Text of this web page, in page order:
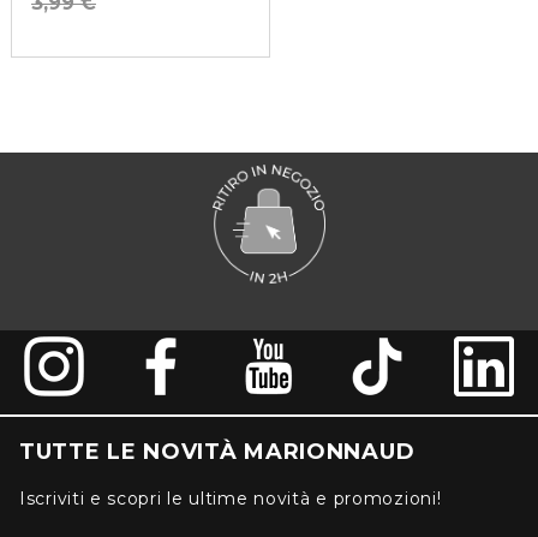
TUTTE LE NOVITÀ MARIONNAUD
Iscriviti e scopri le ultime novità e promozioni!